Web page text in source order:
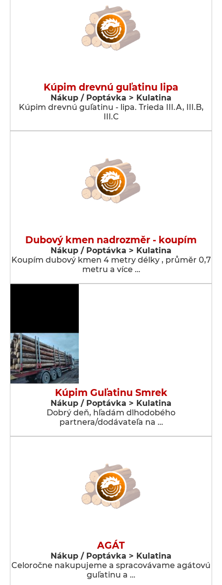
Kúpim drevnú guľatinu lipa
Nákup / Poptávka > Kulatina
Kúpim drevnú guľatinu - lipa. Trieda III.A, III.B,
III.C
Dubový kmen nadrozměr - koupím
Nákup / Poptávka > Kulatina
Koupím dubový kmen 4 metry délky , průměr 0,7
metru a více …
Kúpim Guľatinu Smrek
Nákup / Poptávka > Kulatina
Dobrý deň, hľadám dlhodobého
partnera/dodávateľa na …
AGÁT
Nákup / Poptávka > Kulatina
Celoročne nakupujeme a spracovávame agátovú
guľatinu a …